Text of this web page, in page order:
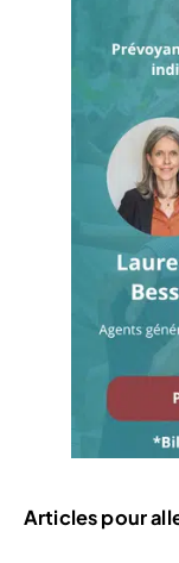
Articles pour